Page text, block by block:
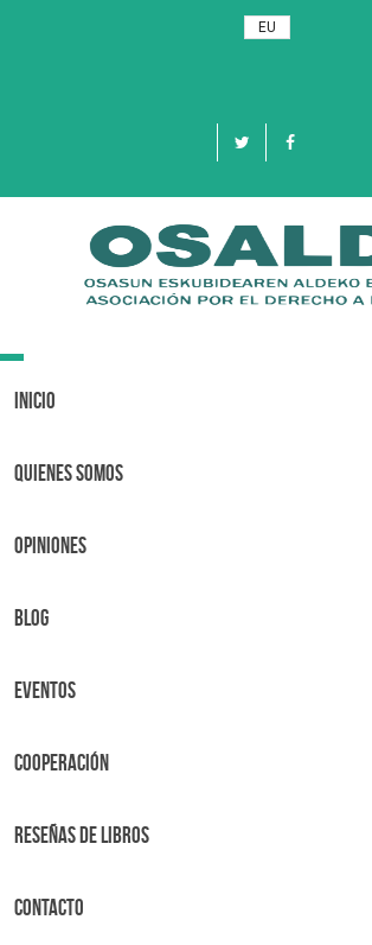
EU
Toggle
Inicio
Quienes Somos
OPINIONES
BLOG
Eventos
Cooperación
Reseñas de libros
Contacto